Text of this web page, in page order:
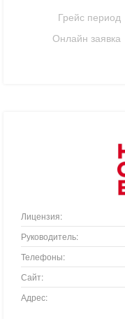
Грейс период
Онлайн заявка
Лицензия:
Руководитель:
Телефоны:
Сайт:
Адрес: